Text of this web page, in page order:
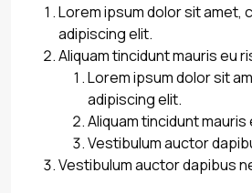
Lorem ipsum dolor sit
adipiscing elit.
Aliquam tincidunt mauris eu
Lorem ipsum dolor sit
adipiscing elit.
Aliquam tincidunt mauris
Vestibulum auctor
Vestibulum auctor dapibus